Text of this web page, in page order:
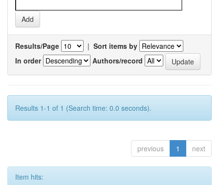
Results/Page | Sort items by
In order
Authors/record
Results 1-1 of 1 (Search time: 0.0 seconds).
previous 1 next
Item hits: